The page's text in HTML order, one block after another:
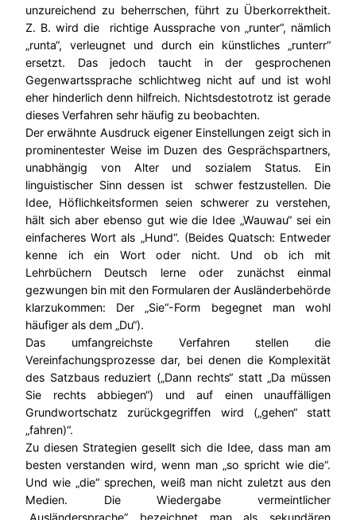
unzureichend zu beherrschen, führt zu Überkorrektheit.
Z. B. wird die richtige Aussprache von „runter“, nämlich
„runta“, verleugnet und durch ein künstliches „runterr“
ersetzt. Das jedoch taucht in der gesprochenen
Gegenwartssprache schlichtweg nicht auf und ist wohl
eher hinderlich denn hilfreich. Nichtsdestotrotz ist gerade
dieses Verfahren sehr häufig zu beobachten.
Der erwähnte Ausdruck eigener Einstellungen zeigt sich in
prominentester Weise im Duzen des Gesprächspartners,
unabhängig von Alter und sozialem Status. Ein
linguistischer Sinn dessen ist schwer festzustellen. Die
Idee, Höflichkeitsformen seien schwerer zu verstehen,
hält sich aber ebenso gut wie die Idee „Wauwau“ sei ein
einfacheres Wort als „Hund“. (Beides Quatsch: Entweder
kenne ich ein Wort oder nicht. Und ob ich mit
Lehrbüchern Deutsch lerne oder zunächst einmal
gezwungen bin mit den Formularen der Ausländerbehörde
klarzukommen: Der „Sie“-Form begegnet man wohl
häufiger als dem „Du“).
Das umfangreichste Verfahren stellen die
Vereinfachungsprozesse dar, bei denen die Komplexität
des Satzbaus reduziert („Dann rechts“ statt „Da müssen
Sie rechts abbiegen“) und auf einen unauffälligen
Grundwortschatz zurückgegriffen wird („gehen“ statt
„fahren)“.
Zu diesen Strategien gesellt sich die Idee, dass man am
besten verstanden wird, wenn man „so spricht wie die“.
Und wie „die“ sprechen, weiß man nicht zuletzt aus den
Medien. Die Wiedergabe vermeintlicher
„Ausländersprache” bezeichnet man als sekundären